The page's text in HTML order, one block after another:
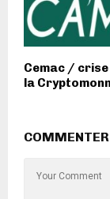
Cemac / crise
la
COMMENTER